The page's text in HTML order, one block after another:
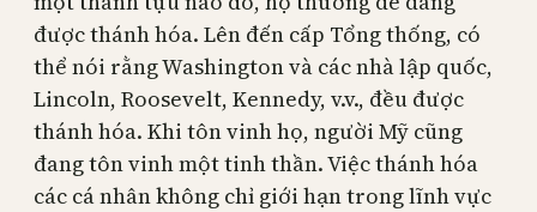
được thánh hóa. Lên đến cấp Tổng thống, có
thể nói rằng Washington và các nhà lập quốc,
Lincoln, Roosevelt, Kennedy, v.v., đều được
thánh hóa. Khi tôn vinh họ, người Mỹ cũng
đang tôn vinh một tinh thần. Việc thánh hóa
các cá nhân không chỉ giới hạn trong lĩnh vực